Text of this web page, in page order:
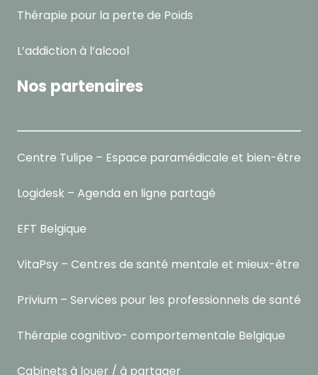
Thérapie pour la perte de Poids
L’addiction à l’alcool
Nos partenaires
Centre Tulipe – Espace paramédicale et bien-être
Logidesk – Agenda en ligne partagé
EFT Belgique
VitaPsy – Centres de santé mentale et mieux-être
Privium – Services pour les professionnels de santé
Thérapie cognitivo- comportementale Belgique
Cabinets à louer / à partager